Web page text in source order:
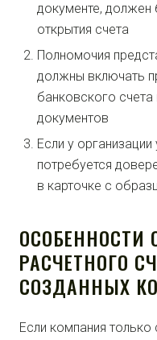
документе, должен
открытия счета
Полномочия
должны включать
банковского
документов
Если у
потребуется
в карточке с
ОСОБЕННОСТИ
РАСЧЕТНОГО
СОЗДАННЫХ
Если компания только